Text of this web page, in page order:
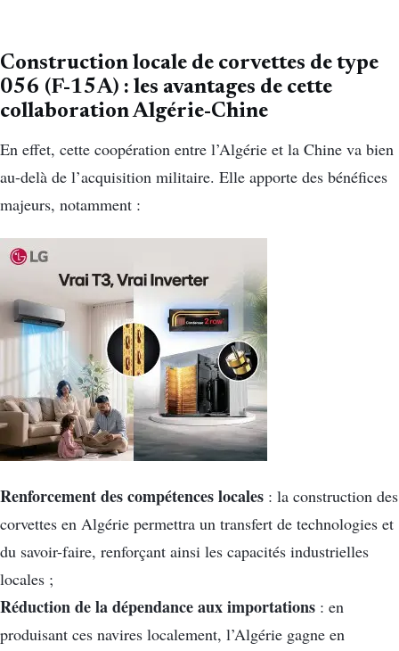
Construction locale de corvettes de type
056 (F-15A) : les avantages de cette
collaboration Algérie-Chine
En effet, cette coopération entre l’Algérie et la Chine va bien
au-delà de l’acquisition militaire. Elle apporte des bénéfices
majeurs, notamment :
Renforcement des compétences locales : la construction des
corvettes en Algérie permettra un transfert de technologies et
du savoir-faire, renforçant ainsi les capacités industrielles
locales ;
Réduction de la dépendance aux importations : en
produisant ces navires localement, l’Algérie gagne en